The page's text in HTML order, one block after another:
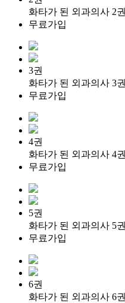
화타가 된 외과의사 2권
무료가입
3권
화타가 된 외과의사 3권
무료가입
4권
화타가 된 외과의사 4권
무료가입
5권
화타가 된 외과의사 5권
무료가입
6권
화타가 된 외과의사 6권